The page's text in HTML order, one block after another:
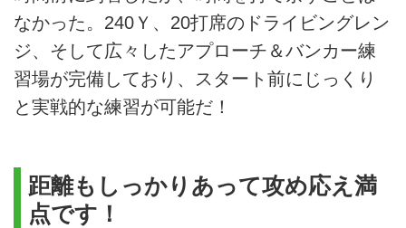
なかった。240Ｙ、20打席のドライビングレン
ジ、そして広々したアプローチ＆バンカー練
習場が完備しており、スタート前にじっくり
と実戦的な練習が可能だ！
距離もしっかりあって攻め応え満
点です！